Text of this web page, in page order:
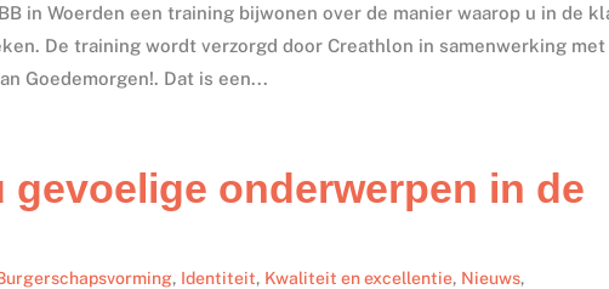
in Woerden een training bijwonen over de manier waarop u in de
De training wordt verzorgd door Creathlon in samenwerking met
Goedemorgen!. Dat is een...
gevoelige onderwerpen in de
, Identiteit, Kwaliteit en excellentie, Nieuws,